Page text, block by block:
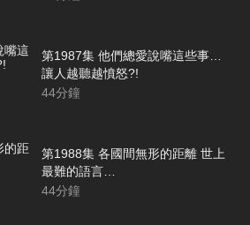
第1987集 他們總愛說嘴這些事…
讓人越聽越憤怒?!
44分鐘
第1988集 各國間無形的距離 世上
最難的語言…
44分鐘